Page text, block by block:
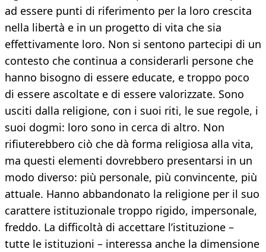
ad essere punti di riferimento per la loro crescita
nella libertà e in un progetto di vita che sia
effettivamente loro. Non si sentono partecipi di un
contesto che continua a considerarli persone che
hanno bisogno di essere educate, e troppo poco
di essere ascoltate e di essere valorizzate. Sono
usciti dalla religione, con i suoi riti, le sue regole, i
suoi dogmi: loro sono in cerca di altro. Non
rifiuterebbero ciò che dà forma religiosa alla vita,
ma questi elementi dovrebbero presentarsi in un
modo diverso: più personale, più convincente, più
attuale. Hanno abbandonato la religione per il suo
carattere istituzionale troppo rigido, impersonale,
freddo. La difficoltà di accettare l’istituzione –
tutte le istituzioni – interessa anche la dimensione